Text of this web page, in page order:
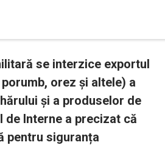
se interzice exportul
orez și altele) a
și a produselor de
de Interne a precizat că
pentru siguranța